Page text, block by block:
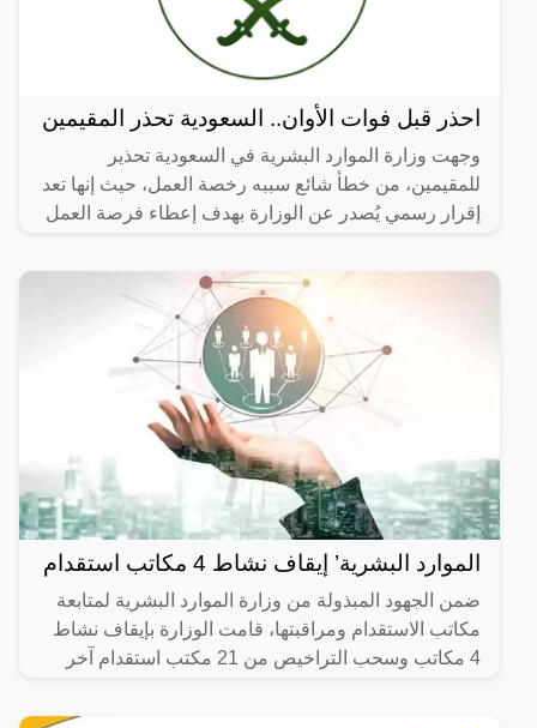
احذر قبل فوات الأوان.. السعودية تحذر المقيمين
وجهت وزارة الموارد البشرية في السعودية تحذير
للمقيمين، من خطأ شائع سببه رخصة العمل، حيث إنها تعد
إقرار رسمي يُصدر عن الوزارة بهدف إعطاء فرصة العمل
الموارد البشرية’ إيقاف نشاط 4 مكاتب استقدام
ضمن الجهود المبذولة من وزارة الموارد البشرية لمتابعة
مكاتب الاستقدام ومراقبتها، قامت الوزارة بإيقاف نشاط
4 مكاتب وسحب التراخيص من 21 مكتب استقدام آخر